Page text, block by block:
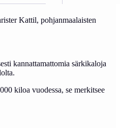
Kattil, pohjanmaalaisten
kannattamattomia särkikaloja
kiloa vuodessa, se merkitsee